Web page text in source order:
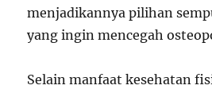
menjadikannya pilihan
yang ingin mencegah
Selain manfaat kesehatan